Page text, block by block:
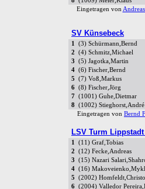
Eingetragen von
SV Künsebeck
1
(3) Schürmann,Bernd
2 (4) Schmitz,Michael
3 (5) Jagotka,Martin
4 (6) Fischer,Bernd
5 (7) Voß,Markus
6 (8) Fischer,Jörg
7 (1001) Guhe,Dietmar
8 (1002) Stieghorst,André
Eingetragen von Bernd
LSV Turm Lippstadt
1
(11) Graf,Tobias
2 (12) Fecke,Andreas
3 (15) Nazari
4 (16)
5 (2002)
6 (2004) Valledor